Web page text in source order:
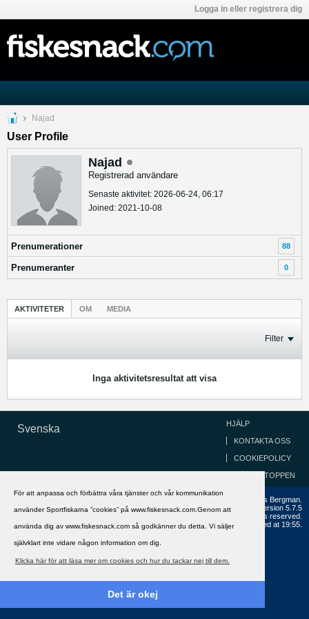
För att anpassa och förbättra våra tjänster och vår kommunikation
använder Sportfiskarna ”cookies” på www.fiskesnack.com.Genom att
använda dig av www.fiskesnack.com så godkänner du detta. Vi säljer
självklart inte vidare någon information om dig.
Klicka här för att läsa mer om cookies och hur du tackar nej till dem.
Det är okej
Logga in eller registrera dig
Najad
User Profile
Najad
Registrerad användare
Senaste aktivitet: 2026-06-24, 06:17
Joined: 2021-10-08
Prenumerationer 88
Prenumeranter 0
AKTIVITETER OM MEDIA
Filter
Inga aktivitetsresultat att visa
Svenska HJÄLP
KONTAKTA OSS
COOKIEPOLICY
GÅ TILL TOPPEN
Copyright ©2002 - 2021, FiskeSnack.com. Grundad 2002 av Anders Bergman.
Powered byvBulletin®
Version 5.7.5
Copyright © 2026 MH Sub I, LLC dba vBulletin. All rights reserved.
All times are GMT+1. This page was generated at 19:55.